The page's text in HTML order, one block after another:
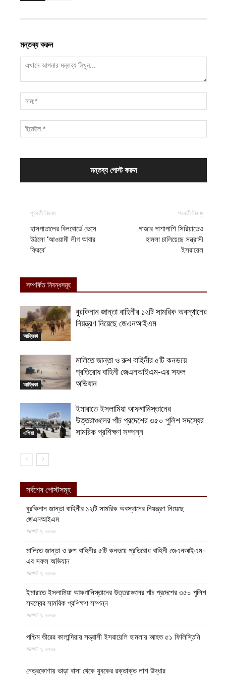
মন্তব্য করুন
পূর্ববর্তী নিবন্ধ
হাসপাতালের বিলবোর্ডে ভেসে
উঠলো ‘আওয়ামী লীগ আবার
ফিরবে’
পরবর্তী নিবন্ধ
গাজার পাশাপাশি সিরিয়াতেও
হামলা চালিয়েছে সন্ত্রাসী
ইসরায়েল
সম্পর্কিত নিবন্ধসমূহ
আফ্রিকা
বুরকিনান জান্তা বাহিনীর ১২টি সামরিক অবস্থানের
নিয়ন্ত্রণ নিয়েছে জেএনআইএম
আফ্রিকা
মালিতে জান্তা ও রুশ বাহিনীর ৫টি কনভয়ে
প্রতিরোধ বাহিনী জেএনআইএম-এর সফল
অভিযান
এশিয়া
ইমারাতে ইসলামিয়া আফগানিস্তানের
উত্তরাঞ্চলের পাঁচ প্রদেশের ৩৫০ পুলিশ সদস্যের
সামরিক প্রশিক্ষণ সম্পন্ন
সর্বশেষ পোস্টসমূহ
বুরকিনান জান্তা বাহিনীর ১২টি সামরিক অবস্থানের নিয়ন্ত্রণ নিয়েছে
জেএনআইএম
আগস্ট ৭, ২০২৬
মালিতে জান্তা ও রুশ বাহিনীর ৫টি কনভয়ে প্রতিরোধ বাহিনী জেএনআইএম-
এর সফল অভিযান
আগস্ট ৭, ২০২৬
ইমারাতে ইসলামিয়া আফগানিস্তানের উত্তরাঞ্চলের পাঁচ প্রদেশের ৩৫০ পুলিশ
সদস্যের সামরিক প্রশিক্ষণ সম্পন্ন
আগস্ট ৭, ২০২৬
পশ্চিম তীরের কালান্দিয়ায় সন্ত্রাসী ইসরায়েলি হামলায় আহত ৫১ ফিলিস্তিনি
আগস্ট ৭, ২০২৬
নেত্রকোণায় ভাড়া বাসা থেকে যুবকের রক্তাক্ত লাশ উদ্ধার